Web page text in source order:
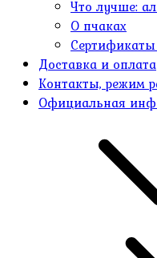
Что лучше:
О пчаках
Доставка и оплата
Контакты, режим
Официальная